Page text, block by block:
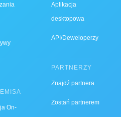
On-
Aplikacja
desktopowa
API/Deweloperzy
PARTNERZY
Znajdź partnera
Zostań partnerem